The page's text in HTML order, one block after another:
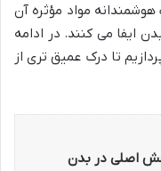
هوشمندانه مواد مؤثره آن
ایفا می کنند. در ادامه
تا درک عمیق تری از
اصلی در بدن